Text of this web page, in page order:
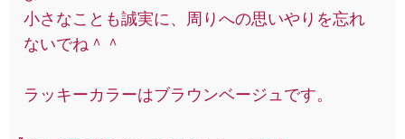
小さなことも誠実に、周りへの思いやりを忘れ
ないでね＾＾
ラッキーカラーはブラウンベージュです。